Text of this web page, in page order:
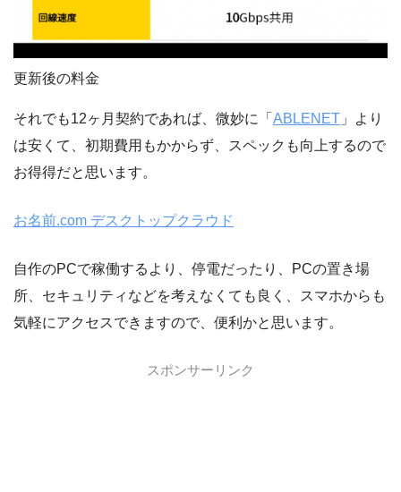
更新後の料金
それでも12ヶ月契約であれば、微妙に「 ABLENET 」より
は安くて、初期費用もかからず、スペックも向上するので
お得得だと思います。
お名前.com デスクトップクラウド
自作のPCで稼働するより、停電だったり、PCの置き場
所、セキュリティなどを考えなくても良く、スマホからも
気軽にアクセスできますので、便利かと思います。
スポンサーリンク